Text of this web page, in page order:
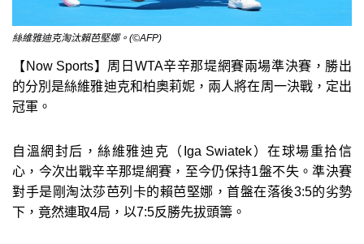
絲維雅迪克淘汰賴芭堅娜。(©AFP)
【Now Sports】周日WTA辛辛那堤網賽兩場準決賽，勝出
的分別是絲維雅迪克和柏奧莉妮，兩人將在周一決戰，定出
冠軍。
自溫網封后，絲維雅迪克（Iga Swiatek）在球場重拾信
心，今次出戰辛辛那堤網賽，至今仍保持1盤不失。準決賽
對手是剛淘汰莎芭列卡的賴芭堅娜，首盤在落後3:5的劣勢
下，竟然連取4局，以7:5反勝先拔頭籌。